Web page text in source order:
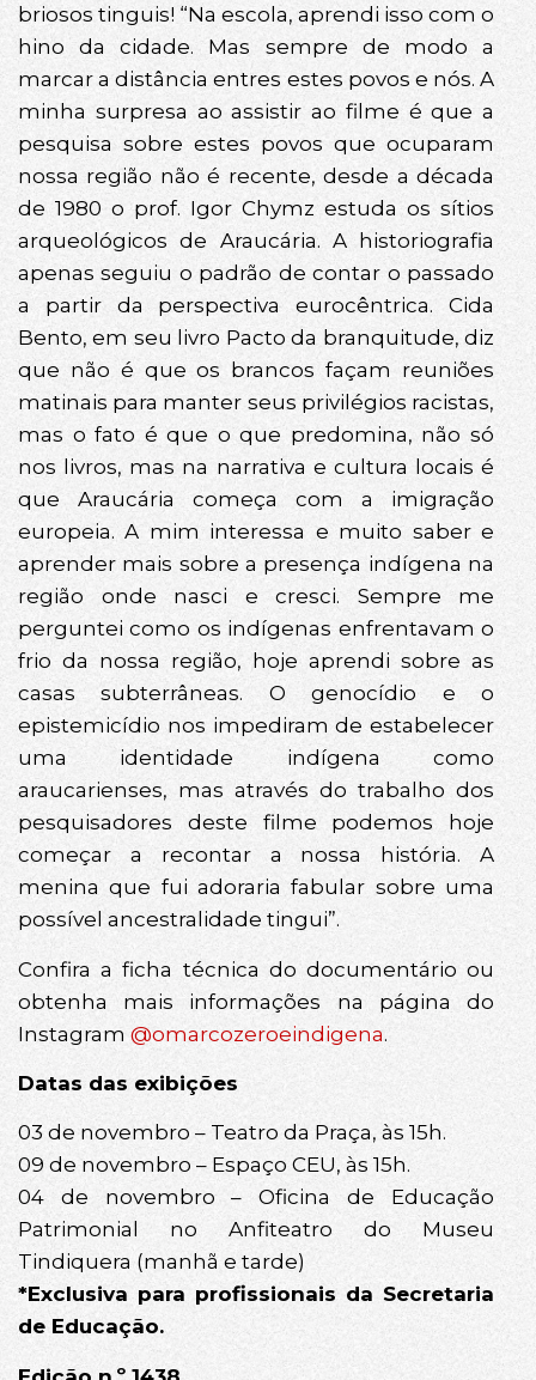
briosos tinguis! “Na escola, aprendi isso com o
hino da cidade. Mas sempre de modo a
marcar a distância entres estes povos e nós. A
minha surpresa ao assistir ao filme é que a
pesquisa sobre estes povos que ocuparam
nossa região não é recente, desde a década
de 1980 o prof. Igor Chymz estuda os sítios
arqueológicos de Araucária. A historiografia
apenas seguiu o padrão de contar o passado
a partir da perspectiva eurocêntrica. Cida
Bento, em seu livro Pacto da branquitude, diz
que não é que os brancos façam reuniões
matinais para manter seus privilégios racistas,
mas o fato é que o que predomina, não só
nos livros, mas na narrativa e cultura locais é
que Araucária começa com a imigração
europeia. A mim interessa e muito saber e
aprender mais sobre a presença indígena na
região onde nasci e cresci. Sempre me
perguntei como os indígenas enfrentavam o
frio da nossa região, hoje aprendi sobre as
casas subterrâneas. O genocídio e o
epistemicídio nos impediram de estabelecer
uma identidade indígena como
araucarienses, mas através do trabalho dos
pesquisadores deste filme podemos hoje
começar a recontar a nossa história. A
menina que fui adoraria fabular sobre uma
possível ancestralidade tingui”.
Confira a ficha técnica do documentário ou
obtenha mais informações na página do
Instagram @omarcozeroeindigena.
Datas das exibições
03 de novembro – Teatro da Praça, às 15h.
09 de novembro – Espaço CEU, às 15h.
04 de novembro – Oficina de Educação
Patrimonial no Anfiteatro do Museu
Tindiquera (manhã e tarde)
*Exclusiva para profissionais da Secretaria
de Educação.